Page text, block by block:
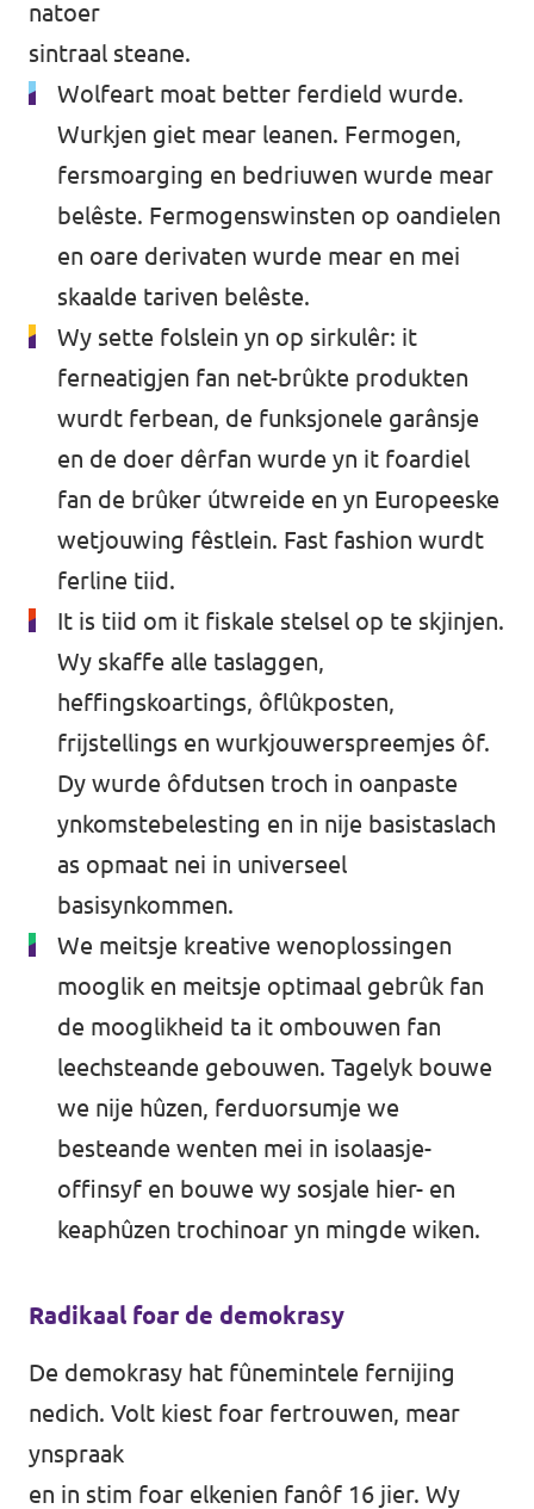
natoer
sintraal steane.
Wolfeart moat better ferdield wurde.
Wurkjen giet mear leanen. Fermogen,
fersmoarging en bedriuwen wurde mear
belêste. Fermogenswinsten op oandielen
en oare derivaten wurde mear en mei
skaalde tariven belêste.
Wy sette folslein yn op sirkulêr: it
ferneatigjen fan net-brûkte produkten
wurdt ferbean, de funksjonele garânsje
en de doer dêrfan wurde yn it foardiel
fan de brûker útwreide en yn Europeeske
wetjouwing fêstlein. Fast fashion wurdt
ferline tiid.
It is tiid om it fiskale stelsel op te skjinjen.
Wy skaffe alle taslaggen,
heffingskoartings, ôflûkposten,
frijstellings en wurkjouwerspreemjes ôf.
Dy wurde ôfdutsen troch in oanpaste
ynkomstebelesting en in nije basistaslach
as opmaat nei in universeel
basisynkommen.
We meitsje kreative wenoplossingen
mooglik en meitsje optimaal gebrûk fan
de mooglikheid ta it ombouwen fan
leechsteande gebouwen. Tagelyk bouwe
we nije hûzen, ferduorsumje we
besteande wenten mei in isolaasje-
offinsyf en bouwe wy sosjale hier- en
keaphûzen trochinoar yn mingde wiken.
Radikaal foar de demokrasy
De demokrasy hat fûnemintele fernijing
nedich. Volt kiest foar fertrouwen, mear
ynspraak
en in stim foar elkenien fanôf 16 jier. Wy